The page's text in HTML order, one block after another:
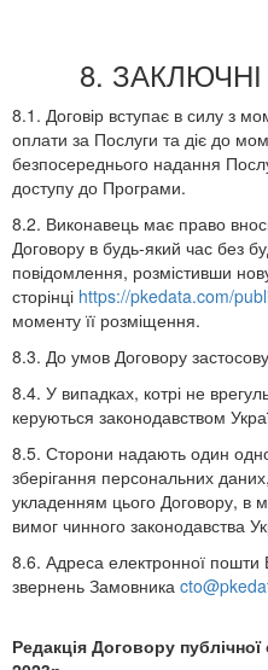
8.
8.1. Договір вступає в силу з
оплати за Послуги та діє до
безпосереднього надання
доступу до Програми.
8.2. Виконавець має право
Договору в будь-який час без
повідомлення, розмістивши
сторінці https://pkedata.com/
моменту її розміщення.
8.3. До умов Договору
8.4. У випадках, котрі не
керуються законодавством
8.5. Сторони надають один
зберігання персональних даних,
укладенням цього Договору, в
вимог чинного законодавства
8.6. Адреса електронної пошти
звернень Замовника
Редакція Договору